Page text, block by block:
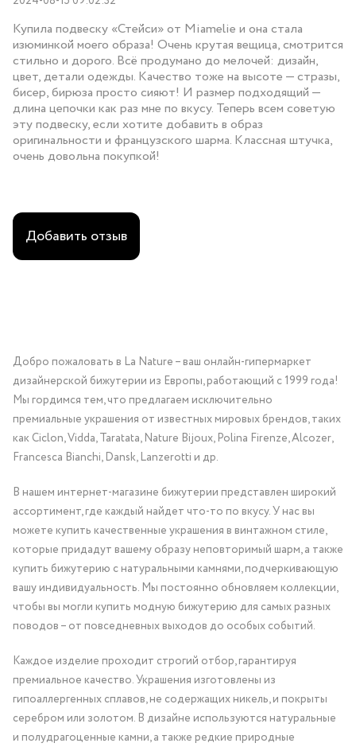
Купила подвеску «Стейси» от Miamelie и она стала
изюминкой моего образа! Очень крутая вещица, смотрится
стильно и дорого. Всё продумано до мелочей: дизайн,
цвет, детали одежды. Качество тоже на высоте — стразы,
бисер, бирюза просто сияют! И размер подходящий —
длина цепочки как раз мне по вкусу. Теперь всем советую
эту подвеску, если хотите добавить в образ
оригинальности и французского шарма. Классная штучка,
очень довольна покупкой!
Добавить отзыв
Добро пожаловать в La Nature – ваш онлайн-гипермаркет
дизайнерской бижутерии из Европы, работающий с 1999 года!
Мы гордимся тем, что предлагаем исключительно
премиальные украшения от известных мировых брендов, таких
как Ciclon, Vidda, Taratata, Nature Bijoux, Polina Firenze, Alcozer,
Francesca Bianchi, Dansk, Lanzerotti и др.
В нашем интернет-магазине бижутерии представлен широкий
ассортимент, где каждый найдет что-то по вкусу. У нас вы
можете купить качественные украшения в винтажном стиле,
которые придадут вашему образу неповторимый шарм, а также
купить бижутерию с натуральными камнями, подчеркивающую
вашу индивидуальность. Мы постоянно обновляем коллекции,
чтобы вы могли купить модную бижутерию для самых разных
поводов – от повседневных выходов до особых событий.
Каждое изделие проходит строгий отбор, гарантируя
премиальное качество. Украшения изготовлены из
гипоаллергенных сплавов, не содержащих никель, и покрыты
серебром или золотом. В дизайне используются натуральные
и полудрагоценные камни, а также редкие природные